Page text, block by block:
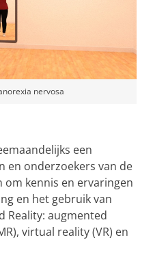
nervosa
een
en onderzoekers van de
kennis en ervaringen
en het gebruik van
Reality: augmented
virtual reality (VR) en